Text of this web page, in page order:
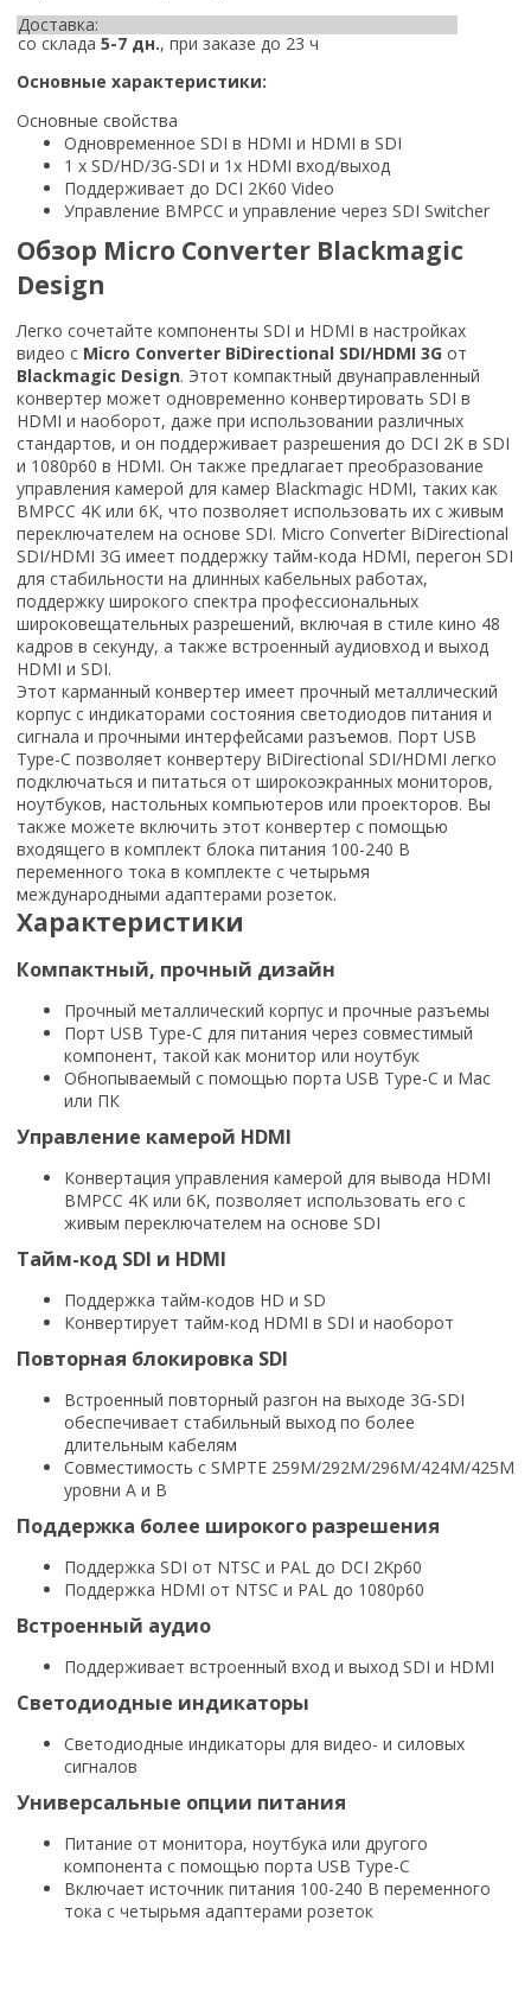
Доставка:
со склада 5-7 дн., при заказе до 23 ч
Основные характеристики:
Основные свойства
Одновременное SDI в HDMI и HDMI в SDI
1 х SD/HD/3G-SDI и 1x HDMI вход/выход
Поддерживает до DCI 2K60 Video
Управление BMPCC и управление через SDI Switcher
Обзор Micro Converter Blackmagic
Design
Легко сочетайте компоненты SDI и HDMI в настройках
видео с Micro Converter BiDirectional SDI/HDMI 3G от
Blackmagic Design. Этот компактный двунаправленный
конвертер может одновременно конвертировать SDI в
HDMI и наоборот, даже при использовании различных
стандартов, и он поддерживает разрешения до DCI 2K в SDI
и 1080p60 в HDMI. Он также предлагает преобразование
управления камерой для камер Blackmagic HDMI, таких как
BMPCC 4K или 6K, что позволяет использовать их с живым
переключателем на основе SDI. Micro Converter BiDirectional
SDI/HDMI 3G имеет поддержку тайм-кода HDMI, перегон SDI
для стабильности на длинных кабельных работах,
поддержку широкого спектра профессиональных
широковещательных разрешений, включая в стиле кино 48
кадров в секунду, а также встроенный аудиовход и выход
HDMI и SDI.
Этот карманный конвертер имеет прочный металлический
корпус с индикаторами состояния светодиодов питания и
сигнала и прочными интерфейсами разъемов. Порт USB
Type-C позволяет конвертеру BiDirectional SDI/HDMI легко
подключаться и питаться от широкоэкранных мониторов,
ноутбуков, настольных компьютеров или проекторов. Вы
также можете включить этот конвертер с помощью
входящего в комплект блока питания 100-240 В
переменного тока в комплекте с четырьмя
международными адаптерами розеток.
Характеристики
Компактный, прочный дизайн
Прочный металлический корпус и прочные разъемы
Порт USB Type-C для питания через совместимый
компонент, такой как монитор или ноутбук
Обнопываемый с помощью порта USB Type-C и Mac
или ПК
Управление камерой HDMI
Конвертация управления камерой для вывода HDMI
BMPCC 4K или 6K, позволяет использовать его с
живым переключателем на основе SDI
Тайм-код SDI и HDMI
Поддержка тайм-кодов HD и SD
Конвертирует тайм-код HDMI в SDI и наоборот
Повторная блокировка SDI
Встроенный повторный разгон на выходе 3G-SDI
обеспечивает стабильный выход по более
длительным кабелям
Совместимость с SMPTE 259M/292M/296M/424M/425M
уровни A и B
Поддержка более широкого разрешения
Поддержка SDI от NTSC и PAL до DCI 2Kp60
Поддержка HDMI от NTSC и PAL до 1080p60
Встроенный аудио
Поддерживает встроенный вход и выход SDI и HDMI
Светодиодные индикаторы
Светодиодные индикаторы для видео- и силовых
сигналов
Универсальные опции питания
Питание от монитора, ноутбука или другого
компонента с помощью порта USB Type-C
Включает источник питания 100-240 В переменного
тока с четырьмя адаптерами розеток